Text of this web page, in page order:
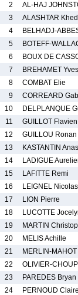
2
AL-HAJ
3
ALASHTAR
4
BELHADJ-
5
BOTEFF-
6
BOUX DE
7
BREHAMET Yves
8
COMBAT Elie
9
CORREARD
10
DELPLANQUE
11
GUILLOT Flavien
12
GUILLOU Ronan
13
KASTANTIN Anas
14
LADIGUE
15
LAFITTE Remi
16
LEIGNEL Nicolas
17
LION Pierre
18
LUCOTTE
19
MARTIN
20
MELIS Achille
21
MERLIN-
22
OLIVIER-
23
PAREDES Bryan
24
PERNOUD Claire